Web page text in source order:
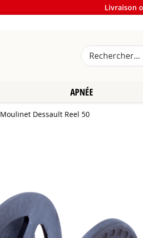
Livraison
APNÉE
Moulinet Dessault Reel 50